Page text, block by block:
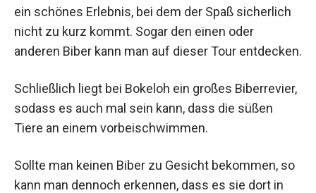
ein schönes Erlebnis, bei dem der Spaß sicherlich
nicht zu kurz kommt. Sogar den einen oder
anderen Biber kann man auf dieser Tour entdecken.
Schließlich liegt bei Bokeloh ein großes Biberrevier,
sodass es auch mal sein kann, dass die süßen
Tiere an einem vorbeischwimmen.
Sollte man keinen Biber zu Gesicht bekommen, so
kann man dennoch erkennen, dass es sie dort in